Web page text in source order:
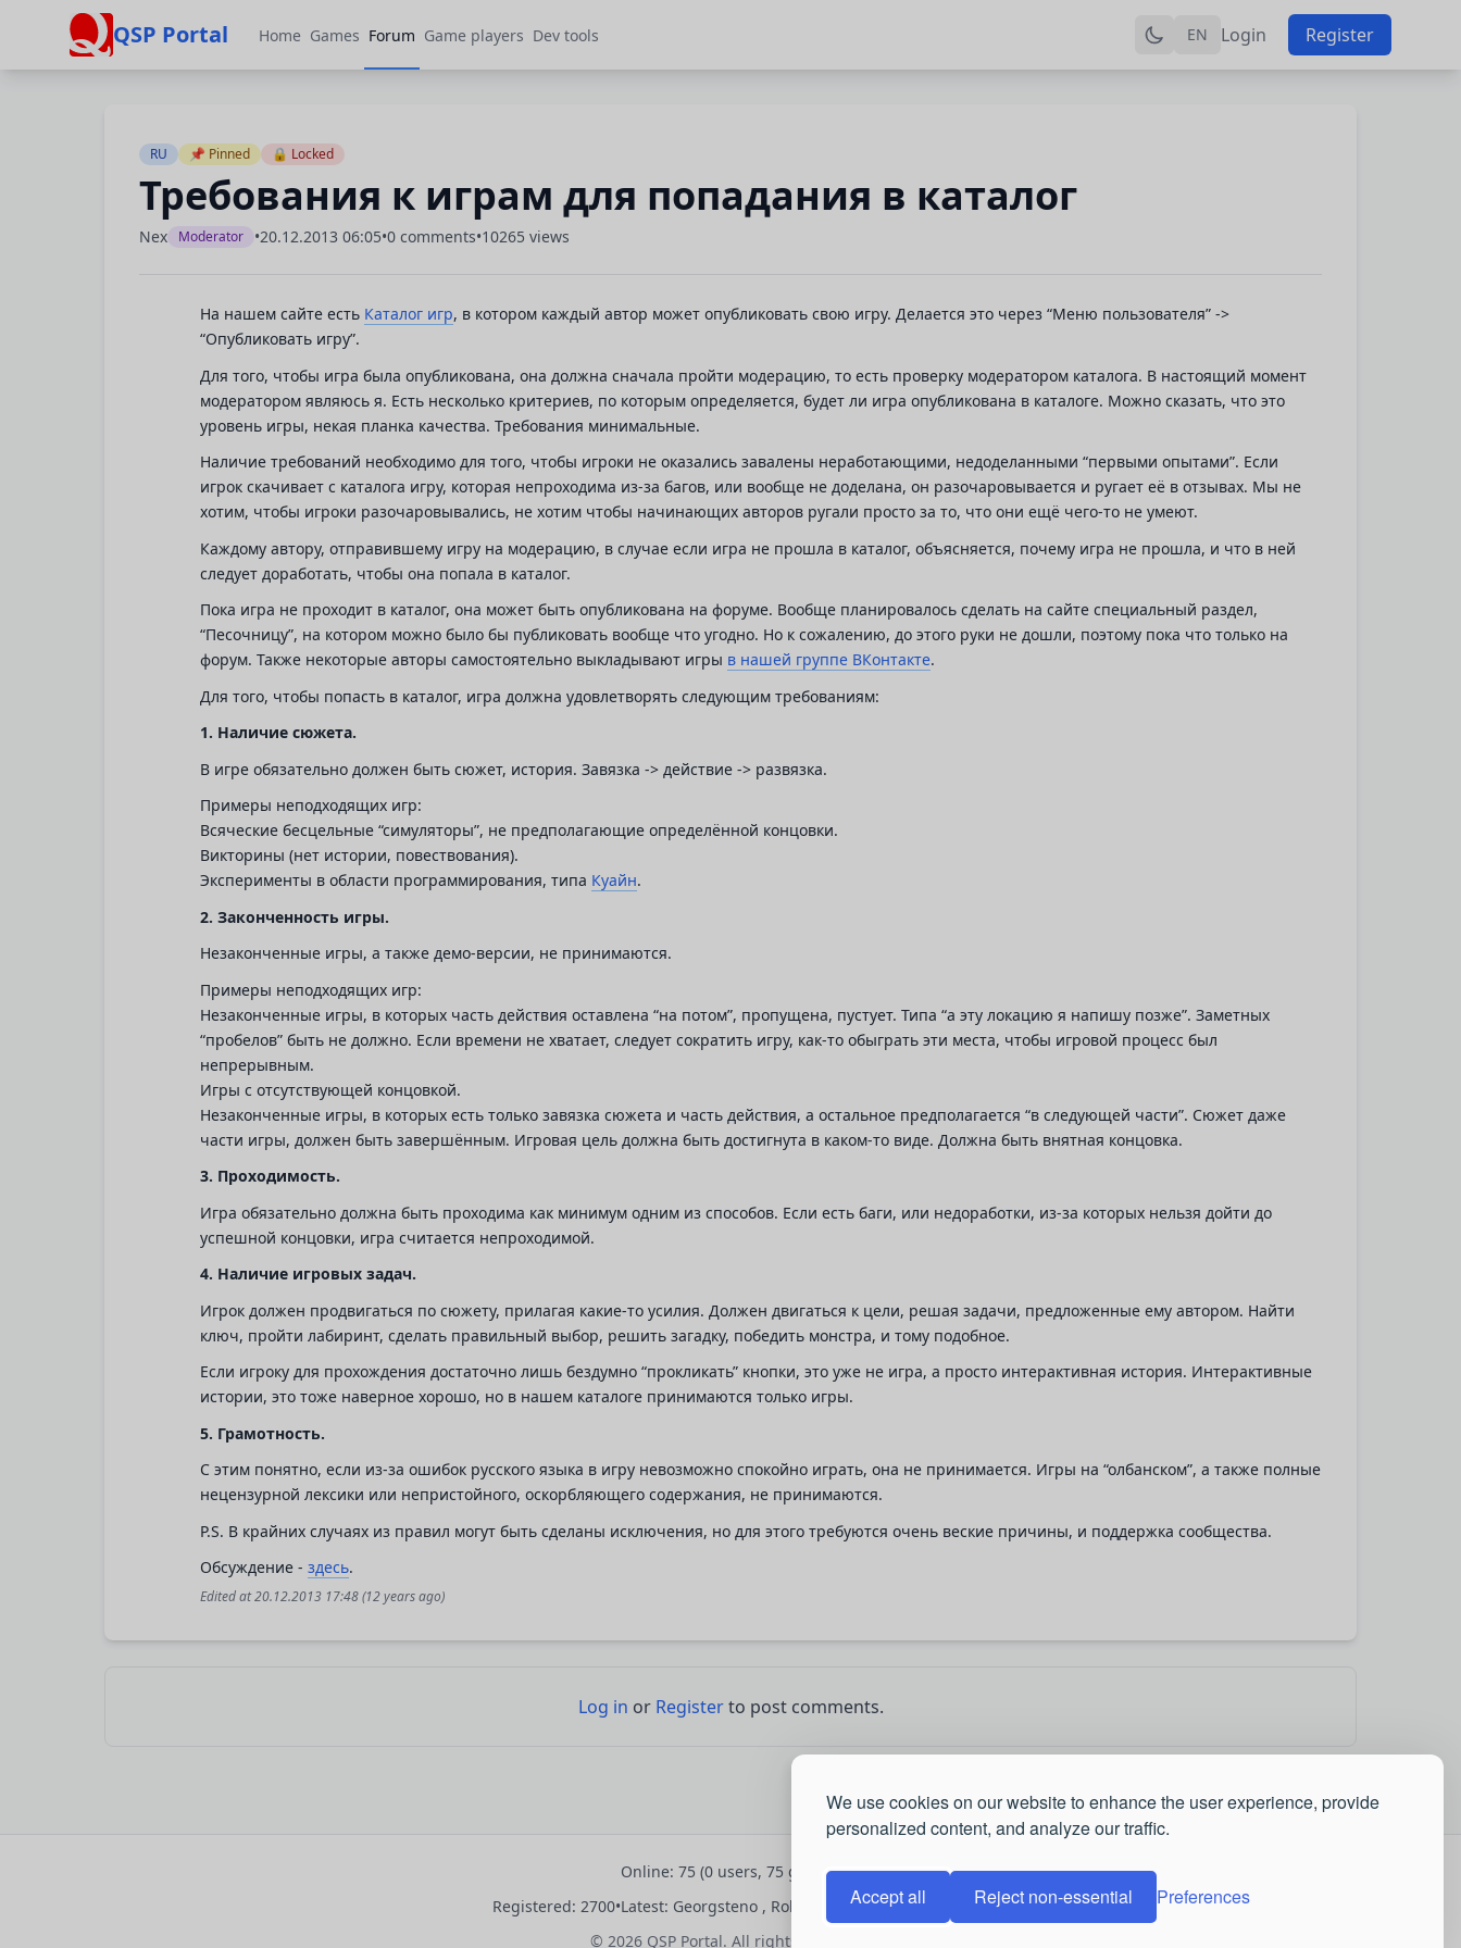
We use cookies on our website to enhance the user experience, provide
personalized content, and analyze our traffic.
Accept all Reject non-essential Preferences
QSP Portal Home Games Forum Game players Dev tools EN Login Register
RU 📌 Pinned 🔒 Locked
Требования к играм для попадания в каталог
Nex Moderator •20.12.2013 06:05•0 comments•10265 views
На нашем сайте есть Каталог игр, в котором каждый автор может опубликовать свою игру. Делается это через “Меню пользователя” ->
“Опубликовать игру”.
Для того, чтобы игра была опубликована, она должна сначала пройти модерацию, то есть проверку модератором каталога. В настоящий момент
модератором являюсь я. Есть несколько критериев, по которым определяется, будет ли игра опубликована в каталоге. Можно сказать, что это
уровень игры, некая планка качества. Требования минимальные.
Наличие требований необходимо для того, чтобы игроки не оказались завалены неработающими, недоделанными “первыми опытами”. Если
игрок скачивает с каталога игру, которая непроходима из-за багов, или вообще не доделана, он разочаровывается и ругает её в отзывах. Мы не
хотим, чтобы игроки разочаровывались, не хотим чтобы начинающих авторов ругали просто за то, что они ещё чего-то не умеют.
Каждому автору, отправившему игру на модерацию, в случае если игра не прошла в каталог, объясняется, почему игра не прошла, и что в ней
следует доработать, чтобы она попала в каталог.
Пока игра не проходит в каталог, она может быть опубликована на форуме. Вообще планировалось сделать на сайте специальный раздел,
“Песочницу”, на котором можно было бы публиковать вообще что угодно. Но к сожалению, до этого руки не дошли, поэтому пока что только на
форум. Также некоторые авторы самостоятельно выкладывают игры в нашей группе ВКонтакте.
Для того, чтобы попасть в каталог, игра должна удовлетворять следующим требованиям:
1. Наличие сюжета.
В игре обязательно должен быть сюжет, история. Завязка -> действие -> развязка.
Примеры неподходящих игр:
Всяческие бесцельные “симуляторы”, не предполагающие определённой концовки.
Викторины (нет истории, повествования).
Эксперименты в области программирования, типа Куайн.
2. Законченность игры.
Незаконченные игры, а также демо-версии, не принимаются.
Примеры неподходящих игр:
Незаконченные игры, в которых часть действия оставлена “на потом”, пропущена, пустует. Типа “а эту локацию я напишу позже”. Заметных
“пробелов” быть не должно. Если времени не хватает, следует сократить игру, как-то обыграть эти места, чтобы игровой процесс был
непрерывным.
Игры с отсутствующей концовкой.
Незаконченные игры, в которых есть только завязка сюжета и часть действия, а остальное предполагается “в следующей части”. Сюжет даже
части игры, должен быть завершённым. Игровая цель должна быть достигнута в каком-то виде. Должна быть внятная концовка.
3. Проходимость.
Игра обязательно должна быть проходима как минимум одним из способов. Если есть баги, или недоработки, из-за которых нельзя дойти до
успешной концовки, игра считается непроходимой.
4. Наличие игровых задач.
Игрок должен продвигаться по сюжету, прилагая какие-то усилия. Должен двигаться к цели, решая задачи, предложенные ему автором. Найти
ключ, пройти лабиринт, сделать правильный выбор, решить загадку, победить монстра, и тому подобное.
Если игроку для прохождения достаточно лишь бездумно “прокликать” кнопки, это уже не игра, а просто интерактивная история. Интерактивные
истории, это тоже наверное хорошо, но в нашем каталоге принимаются только игры.
5. Грамотность.
С этим понятно, если из-за ошибок русского языка в игру невозможно спокойно играть, она не принимается. Игры на “олбанском”, а также полные
нецензурной лексики или непристойного, оскорбляющего содержания, не принимаются.
P.S. В крайних случаях из правил могут быть сделаны исключения, но для этого требуются очень веские причины, и поддержка сообщества.
Обсуждение - здесь.
Edited at20.12.2013 17:48(12 years ago)
Log in or Registerto post comments.
Online: 75 (0 users, 75 guests)
Registered: 2700•Latest: Georgsteno , Robertfus ,Raymondchedo
© 2026 QSP Portal. All rights reserved.